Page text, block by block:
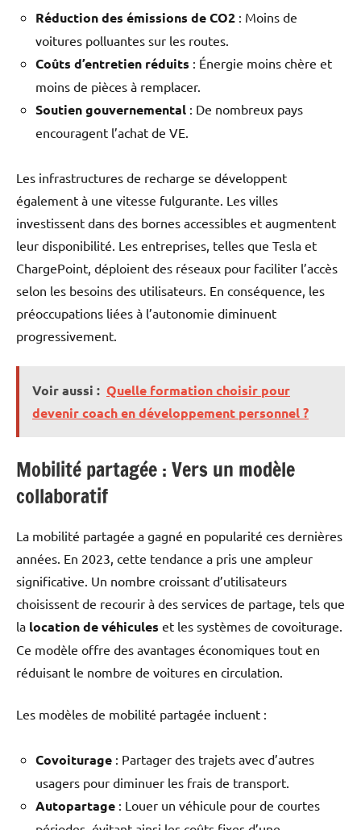
Réduction des émissions de CO2 : Moins de
voitures polluantes sur les routes.
Coûts d’entretien réduits : Énergie moins chère et
moins de pièces à remplacer.
Soutien gouvernemental : De nombreux pays
encouragent l’achat de VE.
Les infrastructures de recharge se développent
également à une vitesse fulgurante. Les villes
investissent dans des bornes accessibles et augmentent
leur disponibilité. Les entreprises, telles que Tesla et
ChargePoint, déploient des réseaux pour faciliter l’accès
selon les besoins des utilisateurs. En conséquence, les
préoccupations liées à l’autonomie diminuent
progressivement.
Voir aussi : Quelle formation choisir pour
devenir coach en développement personnel ?
Mobilité partagée : Vers un modèle
collaboratif
La mobilité partagée a gagné en popularité ces dernières
années. En 2023, cette tendance a pris une ampleur
significative. Un nombre croissant d’utilisateurs
choisissent de recourir à des services de partage, tels que
la location de véhicules et les systèmes de covoiturage.
Ce modèle offre des avantages économiques tout en
réduisant le nombre de voitures en circulation.
Les modèles de mobilité partagée incluent :
Covoiturage : Partager des trajets avec d’autres
usagers pour diminuer les frais de transport.
Autopartage : Louer un véhicule pour de courtes